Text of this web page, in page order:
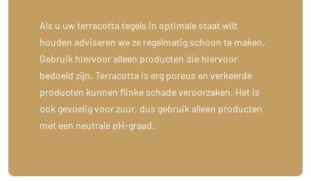
Als u uw terracotta tegels in optimale staat wilt
houden adviseren we ze regelmatig schoon te maken.
Gebruik hiervoor alleen producten die hiervoor
bedoeld zijn. Terracotta is erg poreus en verkeerde
producten kunnen flinke schade veroorzaken. Het is
ook gevoelig voor zuur, dus gebruik alleen producten
met een neutrale pH-graad.